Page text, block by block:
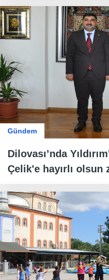
Gündem
Dilovası’nda
Çelik'e hayırlı olsun